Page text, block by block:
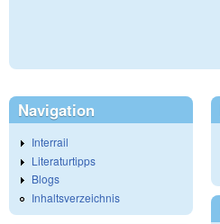
Navigation
Interrail
Literaturtipps
Blogs
Inhaltsverzeichnis